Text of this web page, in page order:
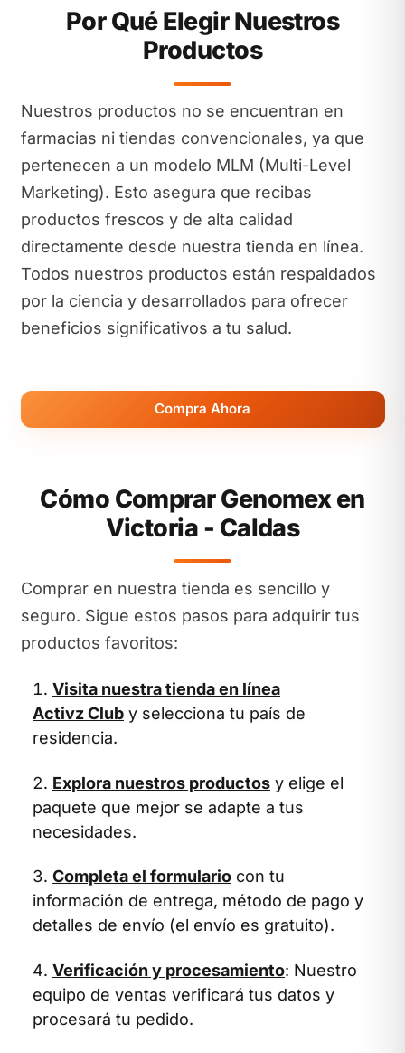
Por Qué Elegir Nuestros
Productos
Nuestros productos no se encuentran en
farmacias ni tiendas convencionales, ya que
pertenecen a un modelo MLM (Multi-Level
Marketing). Esto asegura que recibas
productos frescos y de alta calidad
directamente desde nuestra tienda en línea.
Todos nuestros productos están respaldados
por la ciencia y desarrollados para ofrecer
beneficios significativos a tu salud.
Compra Ahora
Cómo Comprar Genomex en
Victoria - Caldas
Comprar en nuestra tienda es sencillo y
seguro. Sigue estos pasos para adquirir tus
productos favoritos:
Visita nuestra tienda en línea
Activz Club y selecciona tu país de
residencia.
Explora nuestros productos y elige el
paquete que mejor se adapte a tus
necesidades.
Completa el formulario con tu
información de entrega, método de pago y
detalles de envío (el envío es gratuito).
Verificación y procesamiento: Nuestro
equipo de ventas verificará tus datos y
procesará tu pedido.